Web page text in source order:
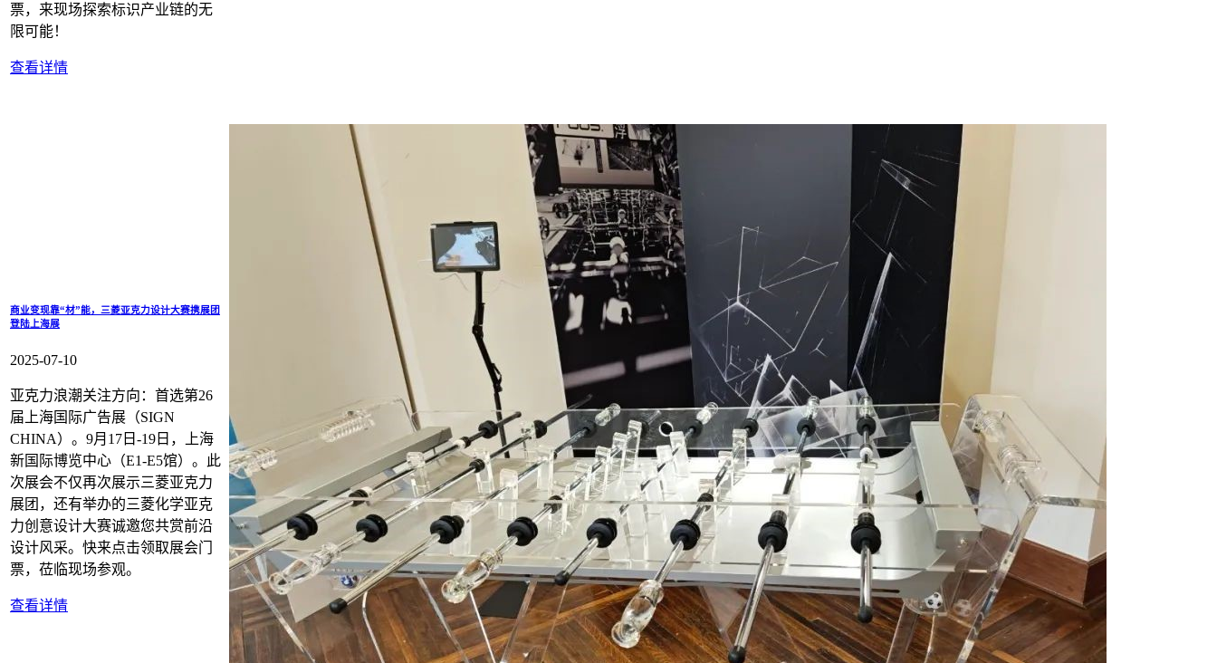
票，来现场探索标识产业链的无
限可能！
查看详情
商业变现靠“材”能，三菱亚克力设计大赛携展团
登陆上海展
2025-07-10
亚克力浪潮关注方向：首选第26
届上海国际广告展（SIGN
CHINA）。9月17日-19日，上海
新国际博览中心（E1-E5馆）。此
次展会不仅再次展示三菱亚克力
展团，还有举办的三菱化学亚克
力创意设计大赛诚邀您共赏前沿
设计风采。快来点击领取展会门
票，莅临现场参观。
查看详情